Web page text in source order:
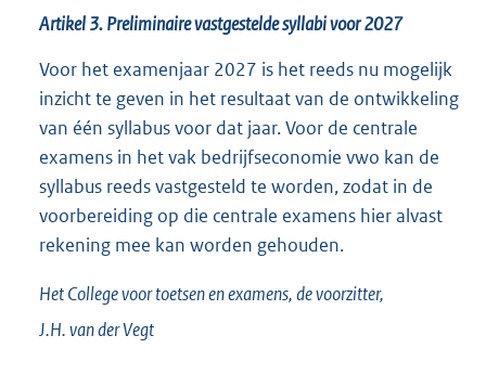
l
n
k
:
Artikel 3. Preliminaire vastgestelde syllabi voor 2027
Voor het examenjaar 2027 is het reeds nu mogelijk
inzicht te geven in het resultaat van de ontwikkeling
van één syllabus voor dat jaar. Voor de centrale
examens in het vak bedrijfseconomie vwo kan de
syllabus reeds vastgesteld te worden, zodat in de
voorbereiding op die centrale examens hier alvast
rekening mee kan worden gehouden.
Het College voor toetsen en examens,de voorzitter,
J.H. van derVegt